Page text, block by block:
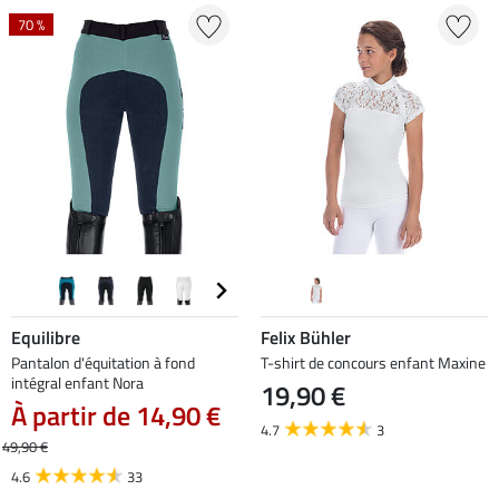
70 %
Equilibre
Pantalon d'équitation à fond
intégral enfant Nora
À partir de 14,90 €
49,90 €
4.6
33
Felix Bühler
T-shirt de concours enfant Maxine
19,90 €
4.7 3